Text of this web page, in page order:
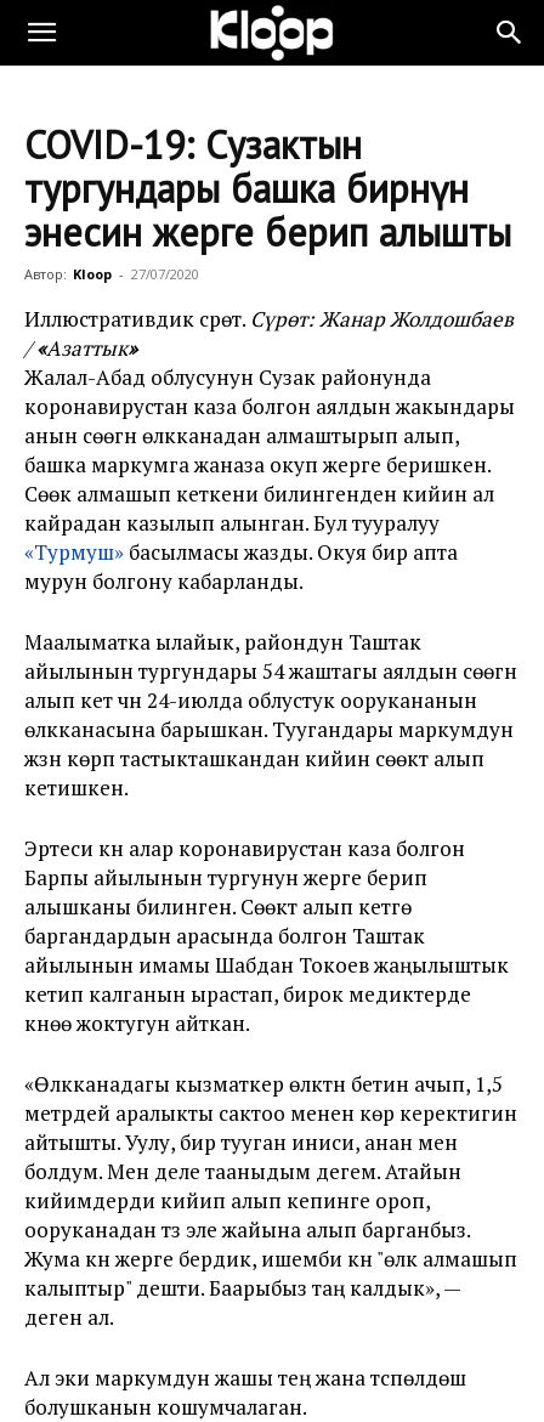
COVID-19: Сузактын
тургундары башка бирөөнүн
энесин жерге берип алышты
Автор: Kloop - 27/07/2020
Иллюстративдик сүрөт. Сүрөт: Жанар Жолдошбаев
/«Азаттык»
Жалал-Абад облусунун Сузак районунда
коронавирустан каза болгон аялдын жакындары
анын сөөгүн өлүкканадан алмаштырып алып,
башка маркумга жаназа окуп жерге беришкен.
Сөөк алмашып кеткени билингенден кийин ал
кайрадан казылып алынган. Бул тууралуу
«Турмуш» басылмасы жазды. Окуя бир апта
мурун болгону кабарланды.
Маалыматка ылайык, райондун Таштак
айылынын тургундары 54 жаштагы аялдын сөөгүн
алып кетүү үчүн 24-июлда облустук оорукананын
өлүкканасына барышкан. Туугандары маркумдун
жүзүн көрүп тастыкташкандан кийин сөөктү алып
кетишкен.
Эртеси күнү алар коронавирустан каза болгон
Барпы айылынын тургунун жерге берип
алышканы билинген. Сөөктү алып кетүүгө
баргандардын арасында болгон Таштак
айылынын имамы Шабдан Токоев жаңылыштык
кетип калганын ырастап, бирок медиктерде
күнөө жоктугун айткан.
«Өлүкканадагы кызматкер өлүктүн бетин ачып, 1,5
метрдей аралыкты сактоо менен көрүү керектигин
айтышты. Уулу, бир тууган иниси, анан мен
болдум. Мен деле тааныдым дегем. Атайын
кийимдерди кийип алып кепинге ороп,
ооруканадан түз эле жайына алып барганбыз.
Жума күнү жерге бердик, ишемби күнү "өлүк алмашып
калыптыр" дешти. Баарыбыз таң калдык», —
деген ал.
Ал эки маркумдун жашы тең жана түспөлдөш
болушканын кошумчалаган.